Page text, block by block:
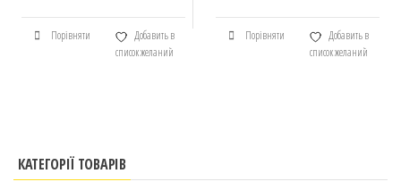
Порівняти
Добавить в
список желаний
Порівняти
Добавить в
список желаний
КАТЕГОРІЇ ТОВАРІВ